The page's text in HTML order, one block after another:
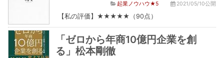
起業ノウハウ★5 2021/05/10公開
【私の評価】★★★★★（90点）
「ゼロから年商10億円企業を創
る」松本剛徹